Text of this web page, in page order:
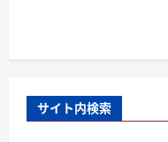
サイト内検索